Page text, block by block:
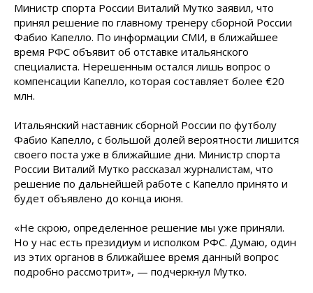
Министр спорта России Виталий Мутко заявил, что
принял решение по главному тренеру сборной России
Фабио Капелло. По информации СМИ, в ближайшее
время РФС объявит об отставке итальянского
специалиста. Нерешенным остался лишь вопрос о
компенсации Капелло, которая составляет более €20
млн.
Итальянский наставник сборной России по футболу
Фабио Капелло, с большой долей вероятности лишится
своего поста уже в ближайшие дни. Министр спорта
России Виталий Мутко рассказал журналистам, что
решение по дальнейшей работе с Капелло принято и
будет объявлено до конца июня.
«Не скрою, определенное решение мы уже приняли.
Но у нас есть президиум и исполком РФС. Думаю, один
из этих органов в ближайшее время данный вопрос
подробно рассмотрит», — подчеркнул Мутко.